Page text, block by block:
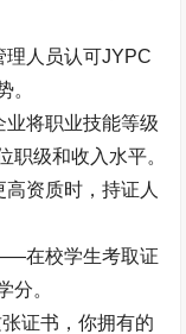
理人员认可JYPC
。
业将职业技能等级
职级和收入水平。
高资质时，持证人
在校学生考取证
分。
证书，你拥有的